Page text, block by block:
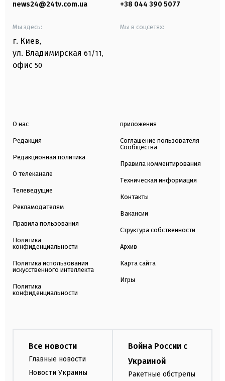
news24@24tv.com.ua +38 044 390 5077
Мы здесь:
г. Киев,
ул. Владимирская 61/11,
офис 50
Мы в соцсетях:
О нас
Редакция
Редакционная политика
О телеканале
Телеведущие
Рекламодателям
Правила пользования
Политика
конфиденциальности
Политика использования
искусственного интеллекта
Политика
конфиденциальности
приложения
Соглашение пользователя
Сообщества
Правила комментирования
Техническая информация
Контакты
Вакансии
Структура собственности
Архив
Карта сайта
Игры
Все новости
Главные новости
Новости Украины
Война России с
Украиной
Ракетные обстрелы